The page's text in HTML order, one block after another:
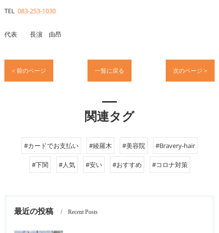
TEL 083-253-1030
代表 長濵 由昂
< 前のページ 一覧に戻る 次のページ >
関連タグ
#カードでお支払い #綾羅木 #美容院 #Bravery-hair
#下関 #人気 #安い #おすすめ #コロナ対策
最近の投稿 Recent Posts